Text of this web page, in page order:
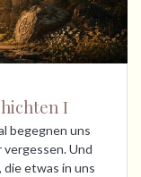
I
begegnen uns
Und
die etwas in uns